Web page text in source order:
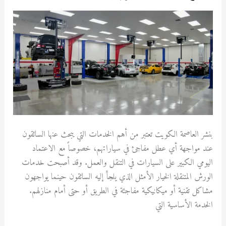
بنشر العاصمة الكويت تعتبر من أهم الخدمات التي يبحث عنها السائقون
عند مواجهة أي عطل مفاجئ في سياراتهم، خصوصاً مع الاعتماد
اليومي الكبير على السيارات في التنقل والعمل. وقد أصبحت خدمات
الورش المتنقلة الخيار الأمثل الذي يلجأ إليه السائقون حينما يواجهون
مشاكل تقنية أو ميكانيكية مفاجئة في الطريق أو حتى أمام منازلهم.
الخدمة الأساسية التي
العاصمة
الكويت